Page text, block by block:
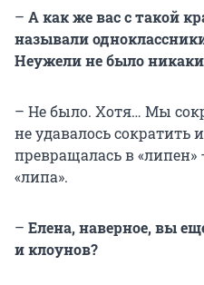
– А как же вас с такой
называли
Неужели не было
– Не было. Хотя… Мы
не удавалось сократить
превращалась в «липен»
«липа».
– Елена, наверное, вы
и клоунов?